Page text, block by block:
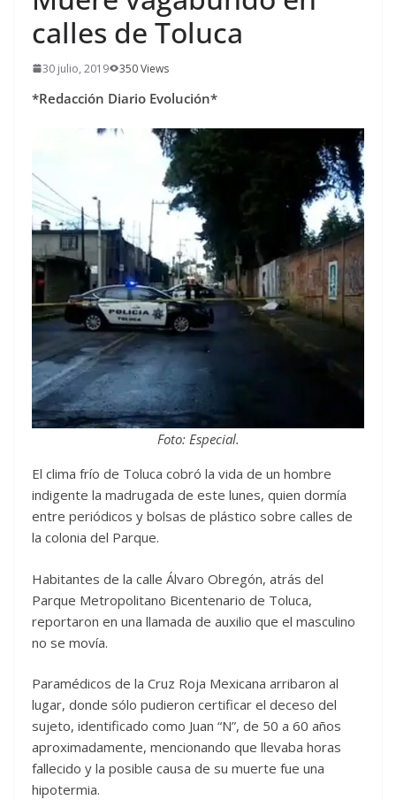
calles de Toluca
30 julio, 2019 350 Views
*Redacción Diario Evolución*
Foto: Especial.
El clima frío de Toluca cobró la vida de un hombre
indigente la madrugada de este lunes, quien dormía
entre periódicos y bolsas de plástico sobre calles de
la colonia del Parque.
Habitantes de la calle Álvaro Obregón, atrás del
Parque Metropolitano Bicentenario de Toluca,
reportaron en una llamada de auxilio que el masculino
no se movía.
Paramédicos de la Cruz Roja Mexicana arribaron al
lugar, donde sólo pudieron certificar el deceso del
sujeto, identificado como Juan “N”, de 50 a 60 años
aproximadamente, mencionando que llevaba horas
fallecido y la posible causa de su muerte fue una
hipotermia.